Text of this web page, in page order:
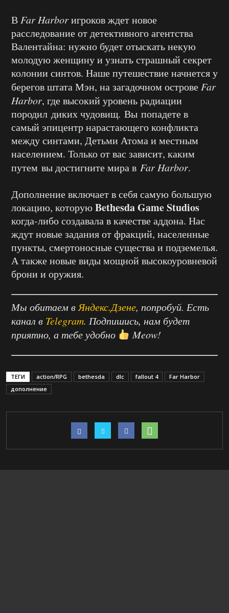
В Far Harborигроков ждет новое
расследование от детективного агентства
Валентайна: нужно будет отыскать некую
молодую женщину и узнать страшный секрет
колонии синтов. Наше путешествие начнется у
берегов штата Мэн, на загадочном острове Far
Harbor, где высокий уровень радиации
породил диких чудовищ. Вы попадете в
самый эпицентр нарастающего конфликта
между синтами, Детьми Атома и местным
населением. Только от вас зависит, каким
путем вы достигните мира в Far Harbor.
Дополнение включает в себя самую большую
локацию, которуюBethesda Game Studios
когда-либо создавала в качестве аддона. Нас
ждут новые задания от фракций, населенные
пункты, смертоносные существа и подземелья.
А также новые виды мощной высокоуровневой
брони и оружия.
Мы обитаем в Яндекс.Дзене, попробуй. Есть
канал в Telegram. Подпишись, нам будет
приятно, а тебе удобно
Meow!
ТЕГИ action/RPG bethesda dlc fallout 4
Far Harbor
дополнение